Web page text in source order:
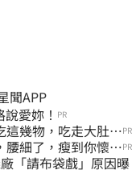
娛樂星聞APP
愛妳！ PR
這幾物，吃走大肚
PR
細了，瘦到你懷疑PR
「請布袋戲」原因曝